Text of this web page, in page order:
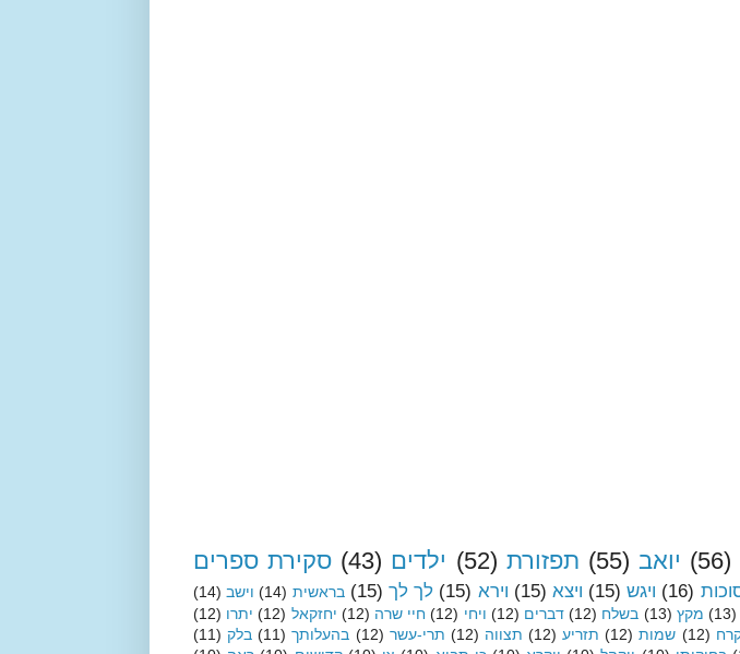
(56) יואב (55) תפזורת (52) ילדים (43) סקירת ספרים
(16) ויגש (15) ויצא (15) וירא (15) לך לך (15) בראשית (14) וישב (14)
(13) מקץ (13) בשלח (12) דברים (12) ויחי (12) חיי שרה (12) יחזקאל (12) יתרו (12)
(12) שמות (12) תזריע (12) תצווה (12) תרי-עשר (12) בהעלותך (11) בלק (11)